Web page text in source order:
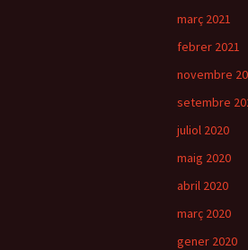
març 2021
febrer 2021
novembre
setembre
juliol 2020
maig 2020
abril 2020
març 2020
gener 2020